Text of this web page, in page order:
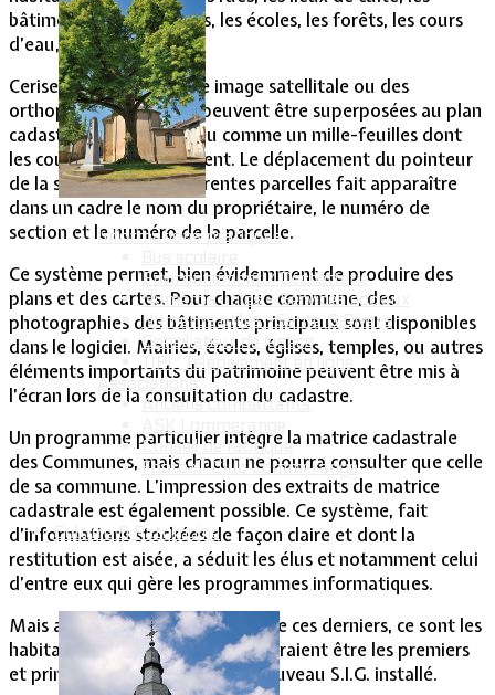
Informations pratiques
Environnement / Déchetterie
Numéros utiles - Services sociaux
Numéros utiles -Santé & Divers
Conciliateur de justice
TIPI : Télépaiement en ligne
Associations
Anciens combattants
ASK Lommerange
Conseil de fabrique
Football Club Lommerange
Culture & Patrimoine
bâtiments administratifs, les écoles, les forêts, les cours
d’eau, les étangs, etc…
Cerise sur le gâteau, une image satellitale ou des
orthophotos aériennes peuvent être superposées au plan
cadastral basique, un peu comme un mille-feuilles dont
les couches se superposent. Le déplacement du pointeur
de la souris sur les différentes parcelles fait apparaître
dans un cadre le nom du propriétaire, le numéro de
section et le numéro de la parcelle.
Ce système permet, bien évidemment de produire des
plans et des cartes. Pour chaque commune, des
photographies des bâtiments principaux sont disponibles
dans le logiciel. Mairies, écoles, églises, temples, ou autres
éléments importants du patrimoine peuvent être mis à
l’écran lors de la consultation du cadastre.
Un programme particulier intègre la matrice cadastrale
des Communes, mais chacun ne pourra consulter que celle
de sa commune. L’impression des extraits de matrice
cadastrale est également possible. Ce système, fait
d’informations stockées de façon claire et dont la
restitution est aisée, a séduit les élus et notamment celui
d’entre eux qui gère les programmes informatiques.
Mais au-delà de la satisfaction de ces derniers, ce sont les
habitants de la commune qui devraient être les premiers
et principaux bénéficiaires du nouveau S.I.G. installé.